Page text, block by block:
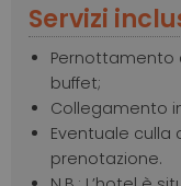
Servizi
Pernottamento
buffet;
Collegamento
Eventuale
prenotazione.